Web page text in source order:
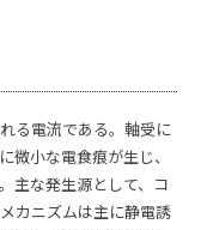
る電流である。軸受に
微小な電食痕が生じ、
主な発生源として、コ
カニズムは主に静電誘